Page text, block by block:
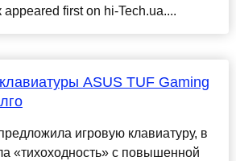
appeared first on hi-Tech.ua....
ASUS TUF Gaming
игровую клавиатуру, в
«тихоходность» с повышенной